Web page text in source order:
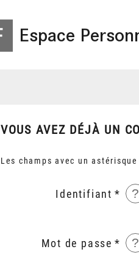
Espace
VOUS AVEZ DÉJÀ UN
Les champs avec un
Identifiant ?
Mot de passe ?